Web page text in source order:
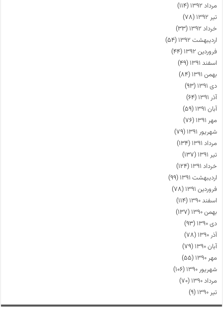
مرداد ۱۳۹۲
(۱۱۴)
تیر ۱۳۹۲
(۷۸)
خرداد ۱۳۹۲
(۳۳)
اردیبهشت ۱۳۹۲
(۵۴)
فروردین ۱۳۹۲
(۴۴)
اسفند ۱۳۹۱
(۴۹)
بهمن ۱۳۹۱
(۸۴)
دی ۱۳۹۱
(۹۳)
آذر ۱۳۹۱
(۶۴)
آبان ۱۳۹۱
(۵۹)
مهر ۱۳۹۱
(۷۶)
شهریور ۱۳۹۱
(۷۹)
مرداد ۱۳۹۱
(۱۳۴)
تیر ۱۳۹۱
(۱۳۷)
خرداد ۱۳۹۱
(۱۲۴)
اردیبهشت ۱۳۹۱
(۹۹)
فروردین ۱۳۹۱
(۷۸)
اسفند ۱۳۹۰
(۱۱۴)
بهمن ۱۳۹۰
(۱۳۷)
دی ۱۳۹۰
(۹۳)
آذر ۱۳۹۰
(۷۸)
آبان ۱۳۹۰
(۷۹)
مهر ۱۳۹۰
(۵۵)
شهریور ۱۳۹۰
(۱۰۶)
مرداد ۱۳۹۰
(۷۰)
تیر ۱۳۹۰
(۹)